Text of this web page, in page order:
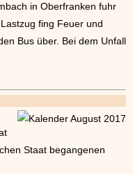
in Oberfranken fuhr
fing Feuer und
Bus über. Bei dem Unfall
Staat begangenen